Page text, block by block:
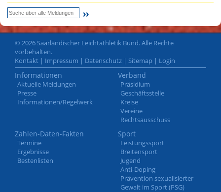
© 2026 Saarländischer Leichtathletik Bund. Alle Rechte
vorbehalten.
Kontakt | Impressum | Datenschutz | Sitemap | Login
Informationen
Aktuelle Meldungen
Presse
Informationen/Regelwerk
Verband
Präsidium
Geschäftsstelle
Kreise
Vereine
Rechtsausschuss
Zahlen-Daten-Fakten
Termine
Ergebnisse
Bestenlisten
Sport
Leistungssport
Breitensport
Jugend
Anti-Doping
Prävention sexualisierter
Gewalt im Sport (PSG)